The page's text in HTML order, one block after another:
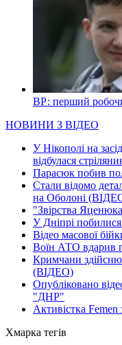
ВР: перший
НОВИНИ З ВІДЕО
У Нікополі на
відбулася
Парасюк побив
Стали відомо
на Оболоні
"Звірства
У Дніпрі
Відео масової
Воїн АТО вдарив
Кримчани
(ВІДЕО)
Опубліковано
"ДНР"
Активістка
Хмарка тегів